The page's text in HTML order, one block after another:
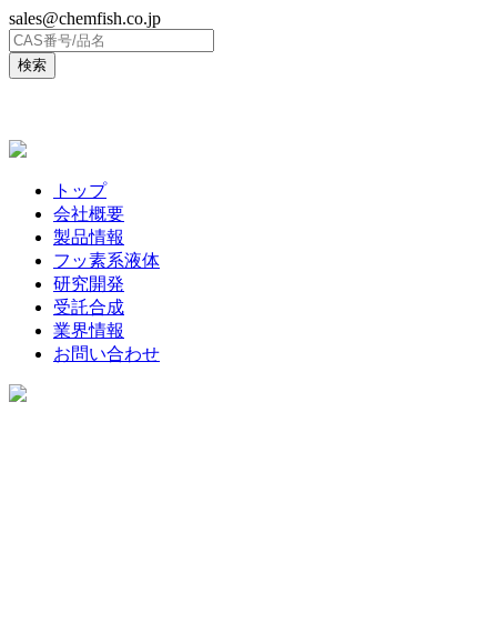
sales@chemfish.co.jp
トップ
会社概要
製品情報
フッ素系液体
研究開発
受託合成
業界情報
お問い合わせ